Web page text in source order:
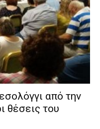
από την
θέσεις του